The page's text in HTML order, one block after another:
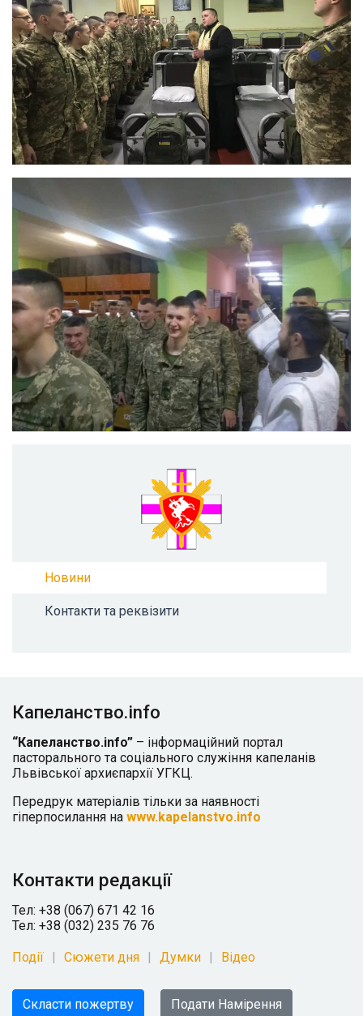
Новини
Контакти та реквізити
Капеланство.info
“Капеланство.info” – інформаційний портал
пасторального та соціального служіння капеланів
Львівської архиєпархії УГКЦ.
Передрук матеріалів тільки за наявності
гіперпосилання на www.kapelanstvo.info
Контакти редакції
Тел: +38 (067) 671 42 16
Тел: +38 (032) 235 76 76
Події Сюжети дня Думки Відео
Скласти пожертву Подати Намірення